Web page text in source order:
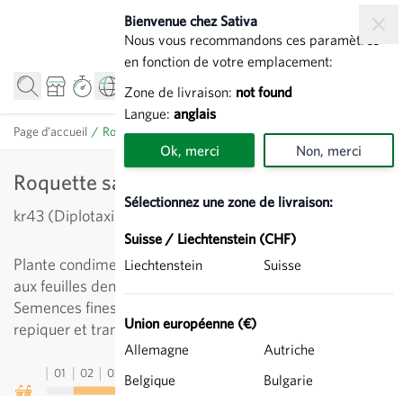
Bienvenue chez Sativa
Nous vous recommandons ces paramètres
en fonction de votre emplacement:
Zone de livraison: not found
Langue: anglais
Ok, merci Non, merci
Sélectionnez une zone de livraison:
Suisse / Liechtenstein (CHF)
Liechtenstein
Suisse
Union européenne (€)
Allemagne
Autriche
Belgique
Bulgarie
Page d’accueil / Roquette sauvage - Aromatiques
Roquette sauvage - Aromatiques
kr43 (Diplotaxis tenuifolia)
Plante condimentaire pluriannuelle méditerranéenne
aux feuilles dentelées. A cultiver pendant toute l'année.
Semences fines: mieux vaut semer en caissette,
repiquer et transplanter plus tard.
01 02 03 04 09 10